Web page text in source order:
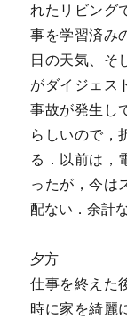
れたリビング
事を学習済み
日の天気、そ
がダイジェス
事故が発生し
らしいので，
る．以前は，
ったが，今は
配ない．余計
夕方
仕事を終えた
時に家を綺麗